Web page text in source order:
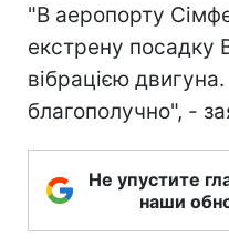
"В аеропорту
екстрену посадку
вібрацією
благополучно", -
Не упустите
наши